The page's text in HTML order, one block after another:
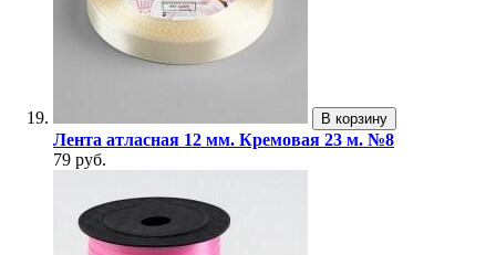
В корзину
Лента атласная 12 мм. Кремовая 23 м. №8
79 руб.